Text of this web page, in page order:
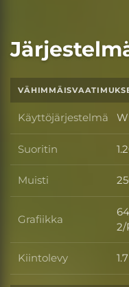
Käyttöjärjestelmä
Suoritin
Muisti
Grafiikka
2/
Kiintolevy